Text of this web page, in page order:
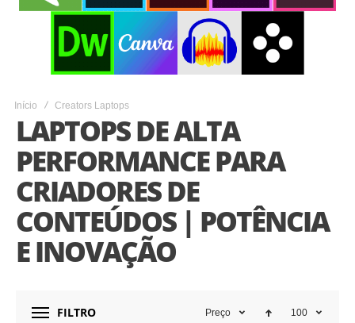
Início Creators Laptops
LAPTOPS DE ALTA
PERFORMANCE PARA
CRIADORES DE
CONTEÚDOS | POTÊNCIA
E INOVAÇÃO
FILTRO Preço 100